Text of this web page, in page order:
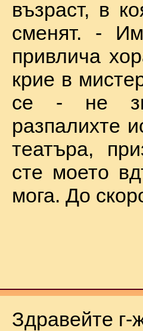
възраст, в
сменят. -
привлича
крие в
се - не
разпалихте
театъра,
сте моето
мога. До
Здравейте г-